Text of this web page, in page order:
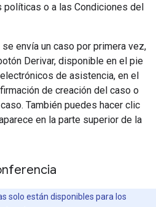
políticas o a las Condiciones del
envía un caso por primera vez,
Derivar, disponible en el pie
de asistencia, en el
de creación del caso o
También puedes hacer clic
en la parte superior de la
solo están disponibles para los